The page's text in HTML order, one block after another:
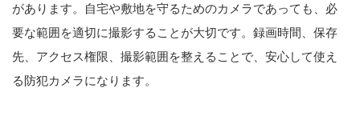
があります。自宅や敷地を守るためのカメラであっても、必
要な範囲を適切に撮影することが大切です。録画時間、保存
先、アクセス権限、撮影範囲を整えることで、安心して使え
る防犯カメラになります。